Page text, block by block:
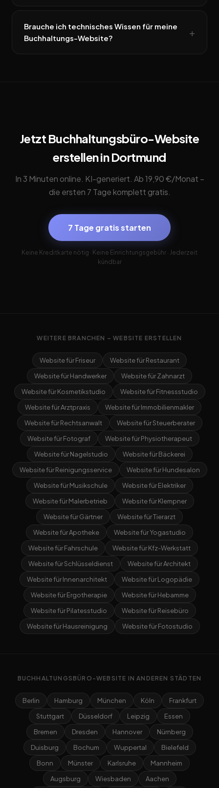
Brauche ich technisches Wissen für meine
Buchhaltungs-Website?
Jetzt Buchhaltungsbüro-Website
erstellen in Dortmund
In 3 Minuten online. KI-generiert. Ab 19,90 €/Monat –
die ersten 7 Tage komplett gratis.
7 Tage gratis starten
Keine Kreditkarte nötig · Keine Einrichtungsgebühr · Jederzeit
kündbar
WEITERE BRANCHEN – WEBSITE ERSTELLEN
Website für Friseur
Website für Restaurant
Website für Handwerker
Website für Zahnarzt
Website für Kosmetikstudio
Website für Fitnessstudio
Website für Arztpraxis
Website für Immobilienmakler
Website für Rechtsanwalt
Website für Steuerberater
Website für Fotograf
Website für Physiotherapeut
Website für Nagelstudio
Website für Bäckerei
Website für Reinigungsservice
Website für Hundesalon
Website für Musikschule
Website für Elektriker
Website für Malerbetrieb
Website für Klempner
Website für Gärtner
Website für Tierarzt
Website für Apotheke
Website für Yogastudio
Website für Fahrschule
Website für Kfz-Werkstatt
Website für Schlüsseldienst
Website für Architekt
Website für Innenarchitekt
Website für Logopädie
Website für Ergotherapie
Website für Hebamme
Website für Pilatesstudio
Website für Reisebüro
Website für Hausreinigung
Website für Fotostudio
BUCHHALTUNGSBÜRO-WEBSITE IN ANDEREN STÄDTEN
Berlin Hamburg München Köln
Frankfurt
Stuttgart
Düsseldorf Leipzig
Essen
Bremen
Dresden Hannover
Nürnberg
Duisburg
Bochum Wuppertal
Bielefeld
Bonn
Münster Karlsruhe
Mannheim
Augsburg
Wiesbaden Aachen